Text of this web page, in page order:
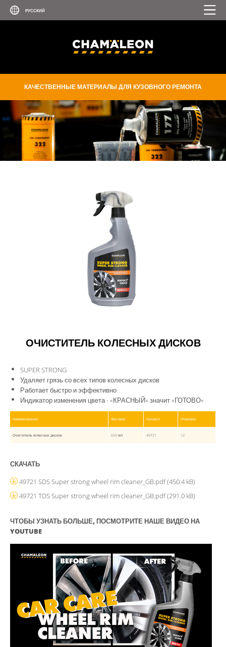
КАЧЕСТВЕННЫЕ МАТЕРИАЛЫ ДЛЯ КУЗОВНОГО РЕМОНТА
ОЧИСТИТЕЛЬ КОЛЕСНЫХ ДИСКОВ
SUPER STRONG
Удаляет грязь со всех типов колесных дисков
Работает быстро и эффективно
Индикатор изменения цвета - «КРАСНЫЙ» значит «ГОТОВО»
Наименование Фасовка Артикул Упаковка
Очиститель колесных дисков 650 мл 49721 12
СКАЧАТЬ
49721 SDS Super strong wheel rim cleaner_GB.pdf(450.4 kB)
49721 TDS Super strong wheel rim cleaner_GB.pdf(291.0 kB)
ЧТОБЫ УЗНАТЬ БОЛЬШЕ, ПОСМОТРИТЕ НАШЕ ВИДЕО НА
YOUTUBE